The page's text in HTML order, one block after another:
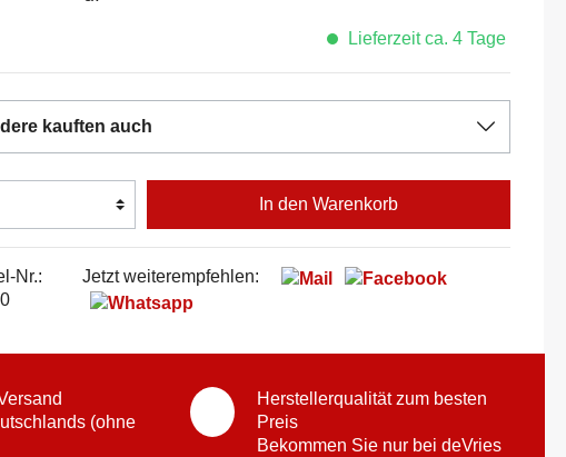
Lieferzeit ca. 4 Tage
kauften auch
In den Warenkorb
Nr.:
Jetzt weiterempfehlen:
(ohne
Herstellerqualität zum besten
Preis
Bekommen Sie nur bei deVries